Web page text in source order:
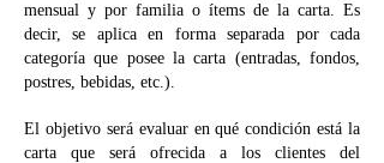
mensual y por familia o ítems de la carta. Es
decir, se aplica en forma separada por cada
categoría que posee la carta (entradas, fondos,
postres, bebidas, etc.).
El objetivo será evaluar en qué condición está la
carta que será ofrecida a los clientes del